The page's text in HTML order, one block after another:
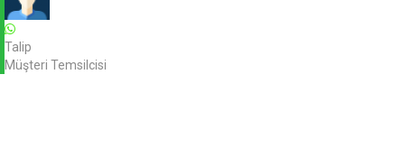
Talip
Müşteri Temsilcisi